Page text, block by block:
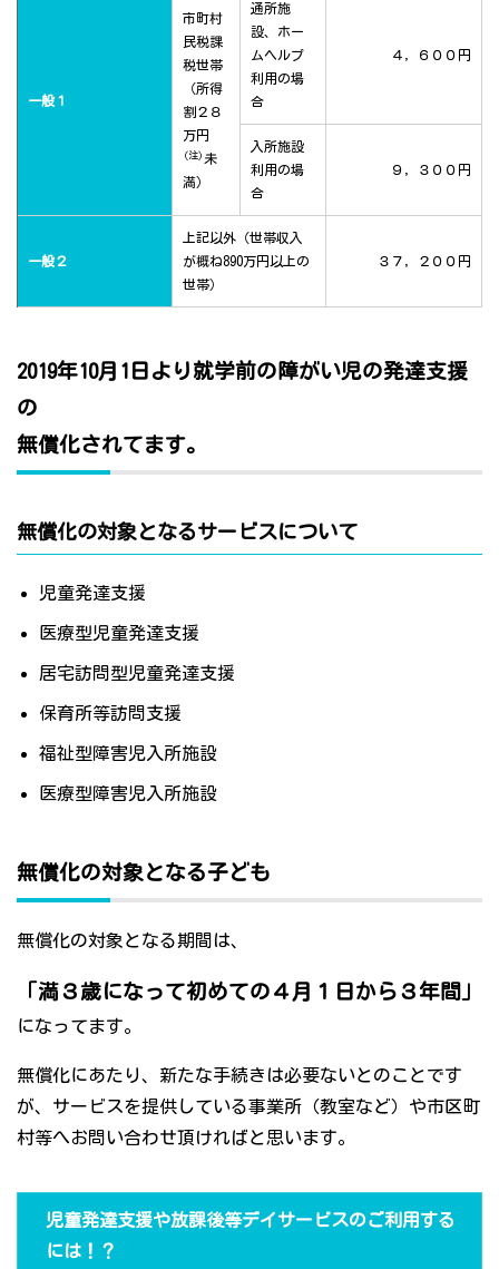
一般１
市町村
民税課
税世帯
（所得
割２８
万円
(注) 未
満）
通所施
設、ホー
ムヘルプ
利用の場
合
４，６００円
入所施設
利用の場
合
９，３００円
一般２
上記以外（世帯収入
が概ね890万円以上の
世帯）
３７，２００円
2019年10月1日より就学前の障がい児の発達支援
の
無償化されてます。
無償化の対象となるサービスについて
児童発達支援
医療型児童発達支援
居宅訪問型児童発達支援
保育所等訪問支援
福祉型障害児入所施設
医療型障害児入所施設
無償化の対象となる子ども
無償化の対象となる期間は、
「満３歳になって初めての４月１日から３年間」
になってます。
無償化にあたり、新たな手続きは必要ないとのことです
が、サービスを提供している事業所（教室など）や市区町
村等へお問い合わせ頂ければと思います。
児童発達支援や放課後等デイサービスのご利用する
には！？